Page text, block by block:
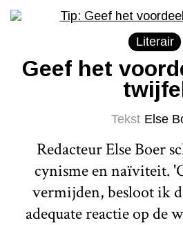
Literair
Geef het
Tekst Else
Redacteur Else Boer
cynisme en naïviteit.
vermijden, besloot ik
adequate reactie op de